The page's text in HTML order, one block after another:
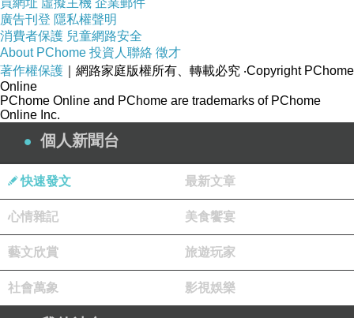
機器人
2025-06-04 23:55:01
我們家附近的全聯存貨很多...愛之味甜辣醬--3瓶90
元.
我沒買...因為我今年只吃1顆粽子...不加也沒關西...
晚安.
我下一次買甜辣醬
大約在冬季
我看你吃粽子不加醬也沒關係
下一次買甜辣醬
可要等三冬五冬
晚安
買網址 虛擬主機 企業郵件
廣告刊登 隱私權聲明
消費者保護 兒童網路安全
About PChome 投資人聯絡 徵才
著作權保護 ｜網路家庭版權所有、轉載必究 ‧Copyright PChome
Online
PChome Online and PChome are trademarks of PChome
Online Inc.
個人新聞台
快速發文 最新文章
心情雜記 美食饗宴
藝文欣賞 旅遊玩家
社會萬象 影視娛樂